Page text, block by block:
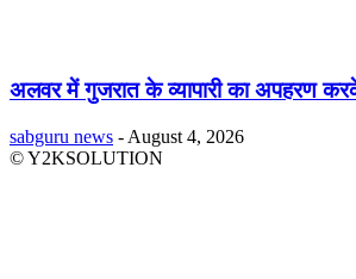
अलवर में गुजरात के व्यापारी का अपहरण
sabguru news - August 4, 2026
© Y2KSOLUTION